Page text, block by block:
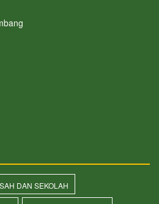
DAN SEKOLAH